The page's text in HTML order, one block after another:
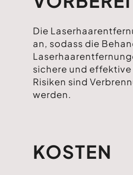
Die
an, sodass die
sichere und
Risiken sind
werden.
KOSTEN